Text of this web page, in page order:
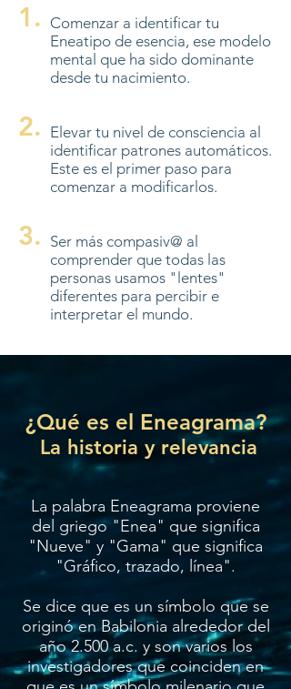
1. Comenzar a identificar tu
Eneatipo de esencia, ese modelo
mental que ha sido dominante
desde tu nacimiento.
2. Elevar tu nivel de consciencia al
identificar patrones automáticos.
Este es el primer paso para
comenzar a modificarlos.
3. Ser más compasiv@ al
comprender que todas las
personas usamos "lentes"
diferentes para percibir e
interpretar el mundo.
¿Qué es el Eneagrama?
La historia y relevancia
La palabra Eneagrama proviene
del griego "Enea" que significa
"Nueve" y "Gama" que significa
"Gráfico, trazado, línea".
Se dice que es un símbolo que se
originó en Babilonia alrededor del
año 2.500 a.c. y son varios los
investigadores que coinciden en